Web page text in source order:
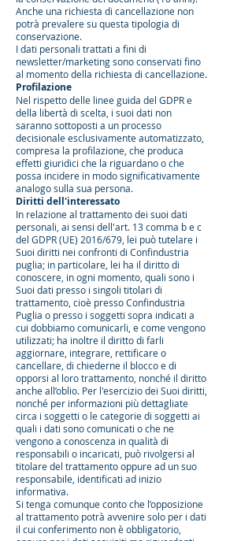
Anche una richiesta di cancellazione non
potrà prevalere su questa tipologia di
conservazione.
I dati personali trattati a fini di
newsletter/marketing sono conservati fino
al momento della richiesta di cancellazione.
Profilazione
Nel rispetto delle linee guida del GDPR e
della libertà di scelta, i suoi dati non
saranno sottoposti a un processo
decisionale esclusivamente automatizzato,
compresa la profilazione, che produca
effetti giuridici che la riguardano o che
possa incidere in modo significativamente
analogo sulla sua persona.
Diritti dell'interessato
In relazione al trattamento dei suoi dati
personali, ai sensi dell'art. 13 comma b e c
del GDPR (UE) 2016/679, lei può tutelare i
Suoi diritti nei confronti di Confindustria
puglia; in particolare, lei ha il diritto di
conoscere, in ogni momento, quali sono i
Suoi dati presso i singoli titolari di
trattamento, cioè presso Confindustria
Puglia o presso i soggetti sopra indicati a
cui dobbiamo comunicarli, e come vengono
utilizzati; ha inoltre il diritto di farli
aggiornare, integrare, rettificare o
cancellare, di chiederne il blocco e di
opporsi al loro trattamento, nonché il diritto
anche all’oblio. Per l'esercizio dei Suoi diritti,
nonché per informazioni più dettagliate
circa i soggetti o le categorie di soggetti ai
quali i dati sono comunicati o che ne
vengono a conoscenza in qualità di
responsabili o incaricati, può rivolgersi al
titolare del trattamento oppure ad un suo
responsabile, identificati ad inizio
informativa.
Si tenga comunque conto che l’opposizione
al trattamento potrà avvenire solo per i dati
il cui conferimento non è obbligatorio,